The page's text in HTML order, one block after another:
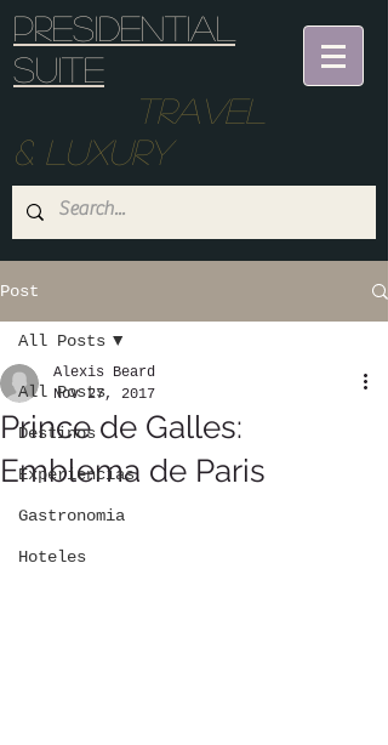
Presidential
suite
Travel
& Luxury
Post
All Posts
Destinos
Experiencias
Gastronomia
Hoteles
All Posts
Prince de Galles:
Emblema de Paris
Alexis Beard
Nov 27, 2017